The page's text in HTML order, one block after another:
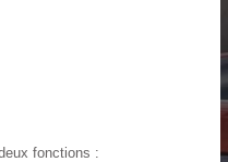
fonctions :